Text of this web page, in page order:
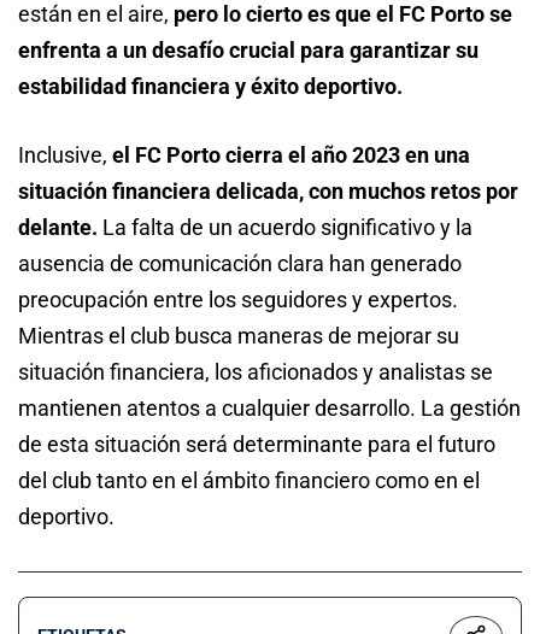
están en el aire, pero lo cierto es que el FC Porto se
enfrenta a un desafío crucial para garantizar su
estabilidad financiera y éxito deportivo.
Inclusive, el FC Porto cierra el año 2023 en una
situación financiera delicada, con muchos retos por
delante. La falta de un acuerdo significativo y la
ausencia de comunicación clara han generado
preocupación entre los seguidores y expertos.
Mientras el club busca maneras de mejorar su
situación financiera, los aficionados y analistas se
mantienen atentos a cualquier desarrollo. La gestión
de esta situación será determinante para el futuro
del club tanto en el ámbito financiero como en el
deportivo.